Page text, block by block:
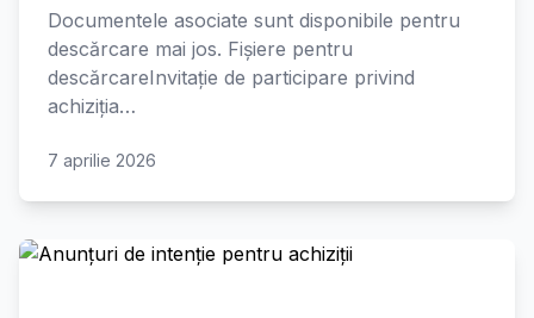
Documentele asociate sunt disponibile pentru
descărcare mai jos. Fișiere pentru
descărcareInvitație de participare privind
achiziția…
7 aprilie 2026